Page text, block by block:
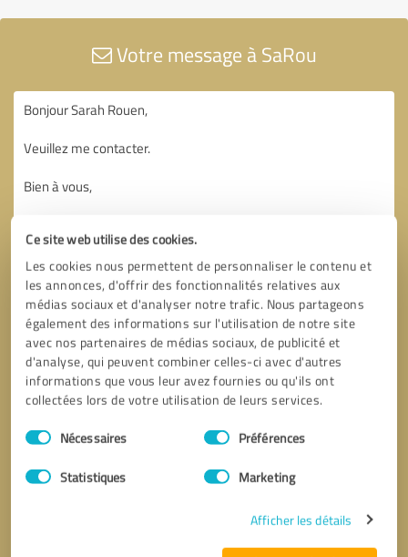
Ce site web utilise des cookies.
Les cookies nous permettent de personnaliser le contenu et
les annonces, d'offrir des fonctionnalités relatives aux
médias sociaux et d'analyser notre trafic. Nous partageons
également des informations sur l'utilisation de notre site
avec nos partenaires de médias sociaux, de publicité et
d'analyse, qui peuvent combiner celles-ci avec d'autres
informations que vous leur avez fournies ou qu'ils ont
collectées lors de votre utilisation de leurs services.
Sélection
du
Nécessaires Préférences
Statistiques Marketing
Afficher les détails
Votre message à SaRou
Envoyer un message